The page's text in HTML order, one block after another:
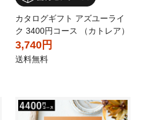
カタログギフト アズユーライ
ク 3400円コース （カトレア）
3,740円
送料無料